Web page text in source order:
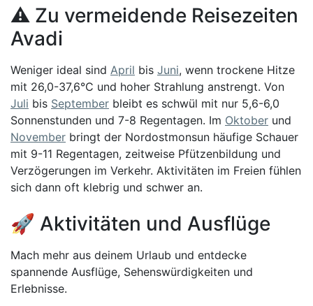
⚠️ Zu vermeidende Reisezeiten
Avadi
Weniger ideal sind April bis Juni, wenn trockene Hitze
mit 26,0-37,6°C und hoher Strahlung anstrengt. Von
Juli bis September bleibt es schwül mit nur 5,6-6,0
Sonnenstunden und 7-8 Regentagen. Im Oktober und
November bringt der Nordostmonsun häufige Schauer
mit 9-11 Regentagen, zeitweise Pfützenbildung und
Verzögerungen im Verkehr. Aktivitäten im Freien fühlen
sich dann oft klebrig und schwer an.
🚀 Aktivitäten und Ausflüge
Mach mehr aus deinem Urlaub und entdecke
spannende Ausflüge, Sehenswürdigkeiten und
Erlebnisse.